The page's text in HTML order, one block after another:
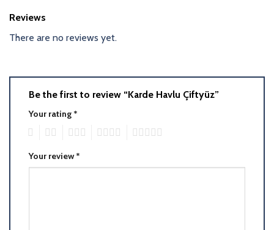
Reviews
There are no reviews yet.
Be the first to review “Karde Havlu Çiftyüz”
Your rating *
Your review*